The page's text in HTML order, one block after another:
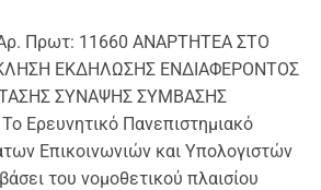
Πρωτ: 11660 ΑΝΑΡΤΗΤΕΑ ΣΤΟ
ΕΚΔΗΛΩΣΗΣ ΕΝΔΙΑΦΕΡΟΝΤΟΣ
ΣΥΝΑΨΗΣ ΣΥΜΒΑΣΗΣ
Ερευνητικό Πανεπιστημιακό
Επικοινωνιών και Υπολογιστών
του νομοθετικού πλαισίου